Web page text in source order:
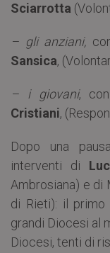
Sciarrotta
– gli anziani,
Sansica,
– i giovani,
Cristiani,
Dopo una
interventi di
Ambrosiana) e di
di Rieti): il
grandi Diocesi al
Diocesi, tenti di